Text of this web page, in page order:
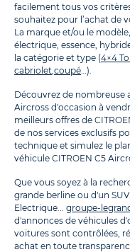
facilement tous vos
souhaitez pour l’achat de
La marque et/ou le modèle,
électrique, essence,
la catégorie et type (4×4
cabriolet coupé …).
Découvrez de nombreuse
Aircross d'occasion à
meilleurs offres de
de nos services exclusifs
technique et simulez le
véhicule CITROEN C5
Que vous soyez à la
grande berline ou d'un
Electrique... groupe-
d'annonces de véhicules
voitures sont contrôlées,
achat en toute